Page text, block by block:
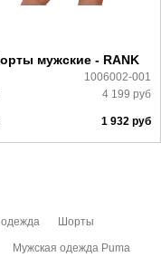
и оплаты можно
мужские - RANK
1006002-001
4 199 руб
1 932 руб
Шорты
Мужская одежда Puma